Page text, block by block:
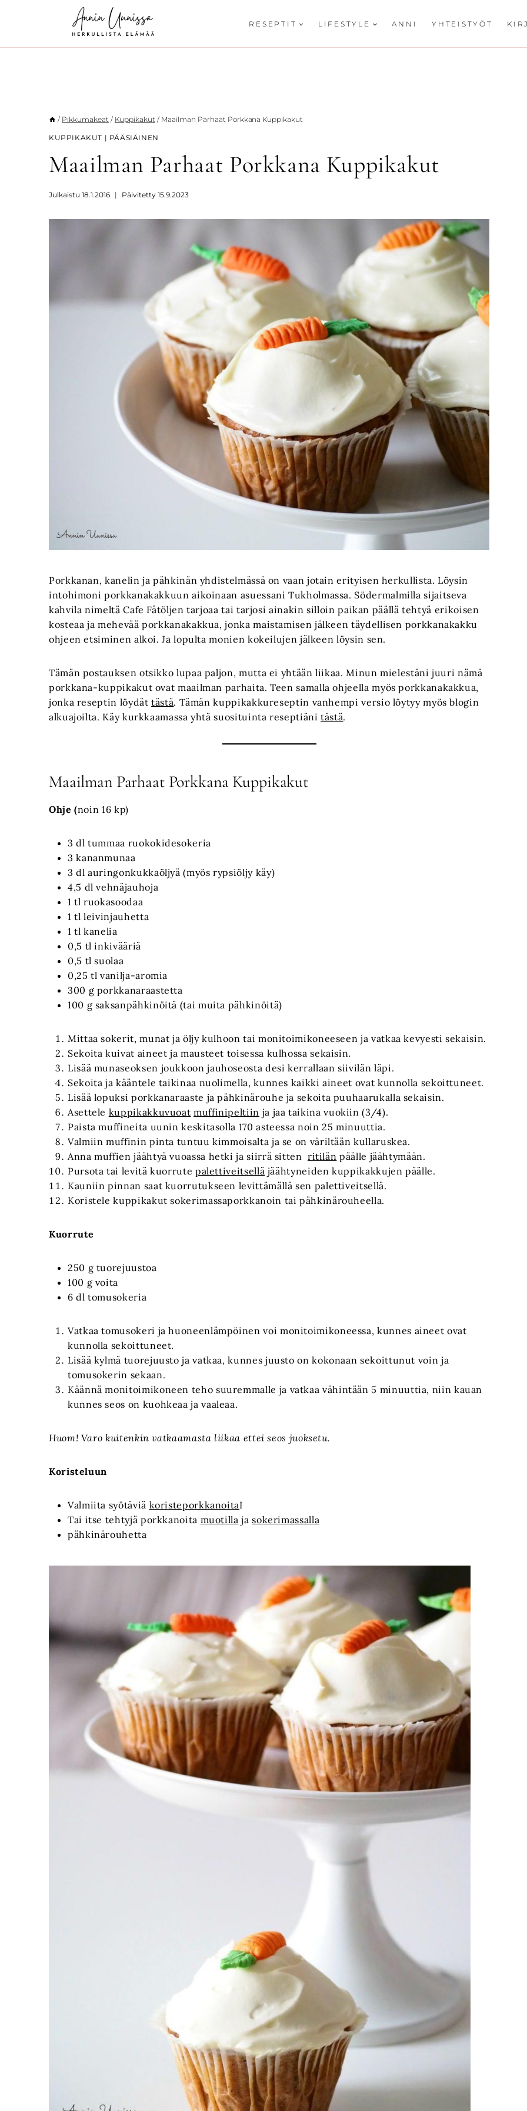
RESEPTIT LIFESTYLE ANNI YHTEISTYÖT
/ Pikkumakeat / Kuppikakut / Maailman Parhaat Porkkana Kuppikakut
KUPPIKAKUT | PÄÄSIÄINEN
Maailman Parhaat Porkkana Kuppikakut
Julkaistu 18.1.2016 Päivitetty 15.9.2023
Porkkanan, kanelin ja pähkinän yhdistelmässä on vaan jotain erityisen herkullista. Löysin
intohimoni porkkanakakkuun aikoinaan asuessani Tukholmassa. Södermalmilla sijaitseva
kahvila nimeltä Cafe Fåtöljen tarjoaa tai tarjosi ainakin silloin paikan päällä tehtyä erikoisen
kosteaa ja mehevää porkkanakakkua, jonka maistamisen jälkeen täydellisen porkkanakakku
ohjeen etsiminen alkoi. Ja lopulta monien kokeilujen jälkeen löysin sen.
Tämän postauksen otsikko lupaa paljon, mutta ei yhtään liikaa. Minun mielestäni juuri nämä
porkkana-kuppikakut ovat maailman parhaita. Teen samalla ohjeella myös porkkanakakkua,
jonka reseptin löydättästä. Tämän kuppikakkureseptin vanhempi versio löytyy myös blogin
alkuajoilta. Käy kurkkaamassa yhtä suosituinta reseptiänitästä.
Maailman Parhaat Porkkana Kuppikakut
Ohje (noin 16 kp)
3 dl tummaa ruokokidesokeria
3 kananmunaa
3 dl auringonkukkaöljyä (myös rypsiöljy käy)
4,5 dl vehnäjauhoja
1 tl ruokasoodaa
1 tl leivinjauhetta
1 tl kanelia
0,5 tl inkivääriä
0,5 tl suolaa
0,25 tl vanilja-aromia
300 g porkkanaraastetta
100 g saksanpähkinöitä (tai muita pähkinöitä)
Mittaa sokerit, munat ja öljy kulhoon tai monitoimikoneeseen ja vatkaa kevyesti sekaisin.
Sekoita kuivat aineet ja mausteet toisessa kulhossa sekaisin.
Lisää munaseoksen joukkoon jauhoseosta desi kerrallaan siivilän läpi.
Sekoita ja kääntele taikinaa nuolimella, kunnes kaikki aineet ovat kunnolla sekoittuneet.
Lisää lopuksi porkkanaraaste ja pähkinärouhe ja sekoita puuhaarukalla sekaisin.
Asettele kuppikakkuvuoat muffinipeltiin ja jaa taikina vuokiin (3/4).
Paista muffineita uunin keskitasolla 170 asteessa noin 25 minuuttia.
Valmiin muffinin pinta tuntuu kimmoisalta ja se on väriltään kullaruskea.
Anna muffien jäähtyä vuoassa hetki ja siirrä sitten ritilän päälle jäähtymään.
Pursota tai levitä kuorrute palettiveitsellä jäähtyneiden kuppikakkujen päälle.
Kauniin pinnan saat kuorrutukseen levittämällä sen palettiveitsellä.
Koristele kuppikakut sokerimassaporkkanoin tai pähkinärouheella.
Kuorrute
250 g tuorejuustoa
100 g voita
6 dl tomusokeria
Vatkaa tomusokeri ja huoneenlämpöinen voi monitoimikoneessa, kunnes aineet ovat
kunnolla sekoittuneet.
Lisää kylmä tuorejuusto ja vatkaa, kunnes juusto on kokonaan sekoittunut voin ja
tomusokerin sekaan.
Käännä monitoimikoneen teho suuremmalle ja vatkaa vähintään 5 minuuttia, niin kauan
kunnes seos on kuohkeaa ja vaaleaa.
Huom! Varo kuitenkin vatkaamasta liikaa ettei seos juoksetu.
Koristeluun
Valmiita syötäviä koristeporkkanoitaI
Tai itse tehtyjä porkkanoita muotilla jasokerimassalla
pähkinärouhetta